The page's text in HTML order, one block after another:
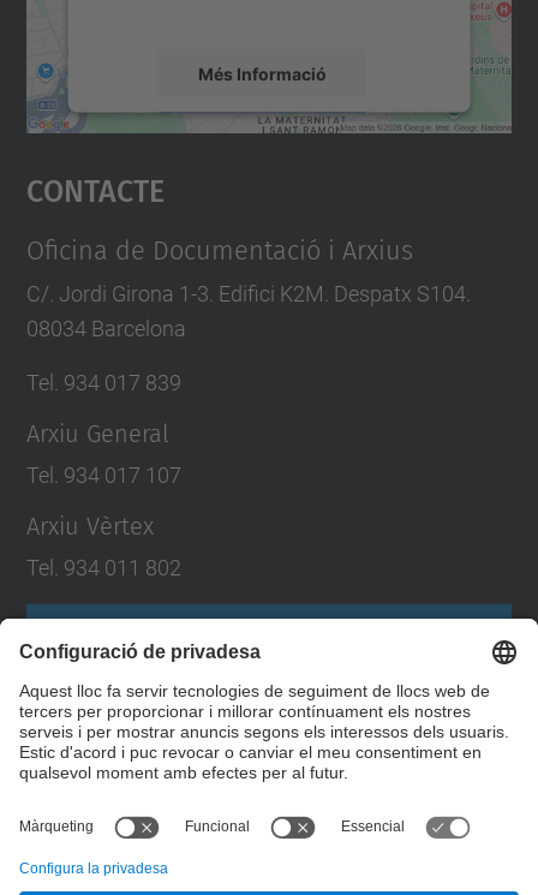
Més Informació
Accepta
powered by
Contacte
Oficina de Documentació i Arxius
C/. Jordi Girona 1-3. Edifici K2M. Despatx S104.
08034 Barcelona
Tel. 934 017 839
Arxiu General
Tel. 934 017 107
Arxiu Vèrtex
Tel. 934 011 802
Formulari de contacte
Llista Xarxes Socials